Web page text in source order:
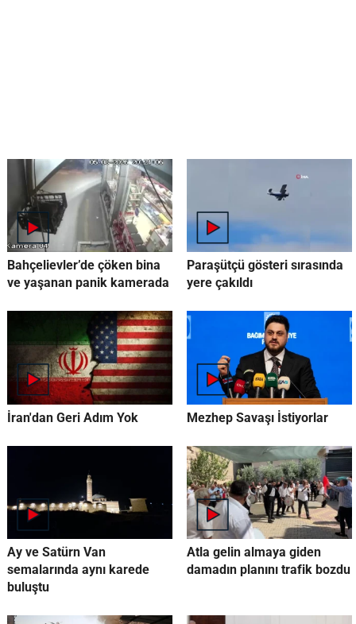
Bahçelievler’de çöken bina
ve yaşanan panik kamerada
Paraşütçü gösteri sırasında
yere çakıldı
İran'dan Geri Adım Yok Mezhep Savaşı İstiyorlar
Ay ve Satürn Van
semalarında aynı karede
buluştu
Atla gelin almaya giden
damadın planını trafik bozdu